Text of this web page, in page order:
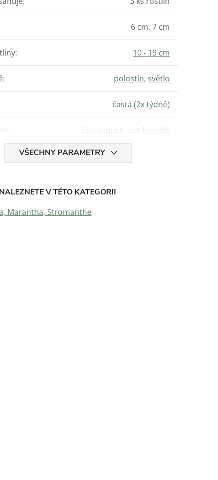
6 cm, 7 cm
: 10 - 19 cm
: polostín, světlo
častá (2x týdně)
: čistí vzduch pet friendly
VŠECHNY PARAMETRY
V TÉTO KATEGORII
Marantha, Stromanthe